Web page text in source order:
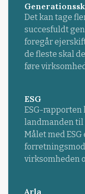
Det kan tage
succesfuldt
foregår
de fleste skal
føre
ESG
ESG-
landmanden
Målet med
virksomheden
Arla